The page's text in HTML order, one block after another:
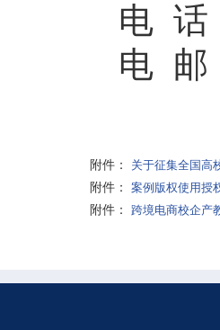
电 话
电 邮
附件： 关于征集全国高
附件： 案例版权使用授
附件： 跨境电商校企产